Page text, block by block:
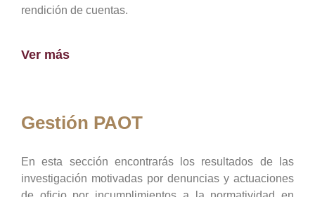
rendición de cuentas.
Ver más
Gestión PAOT
En esta sección encontrarás los resultados de las
investigación motivadas por denuncias y actuaciones